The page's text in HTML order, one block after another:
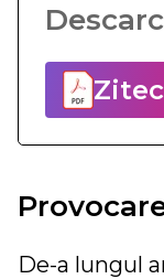
De-a lungul